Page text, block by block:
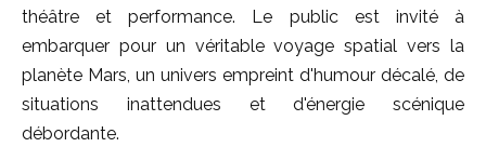
théâtre et performance. Le public est invité à
embarquer pour un véritable voyage spatial vers la
planète Mars, un univers empreint d'humour décalé, de
situations inattendues et d'énergie scénique
débordante.